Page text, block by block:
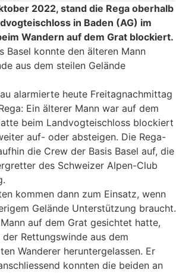
2022, stand die Rega oberhalb
in Baden (AG) im
Wandern auf dem Grat blockiert.
Basel konnte den älteren Mann
aus dem steilen Gelände
alarmierte heute Freitagnachmittag
Ein älterer Mann war auf dem
beim Landvogteischloss blockiert
auf- oder absteigen. Die Rega-
die Crew der Basis Basel auf, die
des Schweizer Alpen-Club
kommen dann zum Einsatz, wenn
Gelände Unterstützung braucht.
auf dem Grat gesichtet hatte,
Rettungswinde aus dem
Wanderer heruntergelassen. Er
konnten die beiden an